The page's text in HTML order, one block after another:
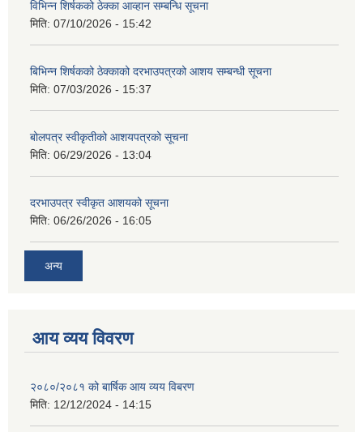
विभिन्न शिर्षकको ठेक्का आव्हान सम्बन्धि सूचना
मिति: 07/10/2026 - 15:42
बिभिन्‍न शिर्षकको ठेक्काको दरभाउपत्रको आशय सम्बन्धी सूचना
मिति: 07/03/2026 - 15:37
बोलपत्र स्वीकृतीको आशयपत्रको सूचना
मिति: 06/29/2026 - 13:04
दरभाउपत्र स्वीकृत आशयको सूचना
मिति: 06/26/2026 - 16:05
अन्य
आय व्यय विवरण
२०८०/२०८१ को बार्षिक आय व्यय विबरण
मिति: 12/12/2024 - 14:15